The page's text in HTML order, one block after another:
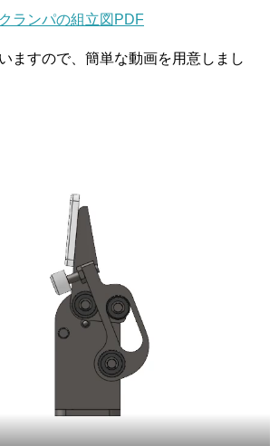
ランパの組立図PDF
ますので、簡単な動画を用意しまし